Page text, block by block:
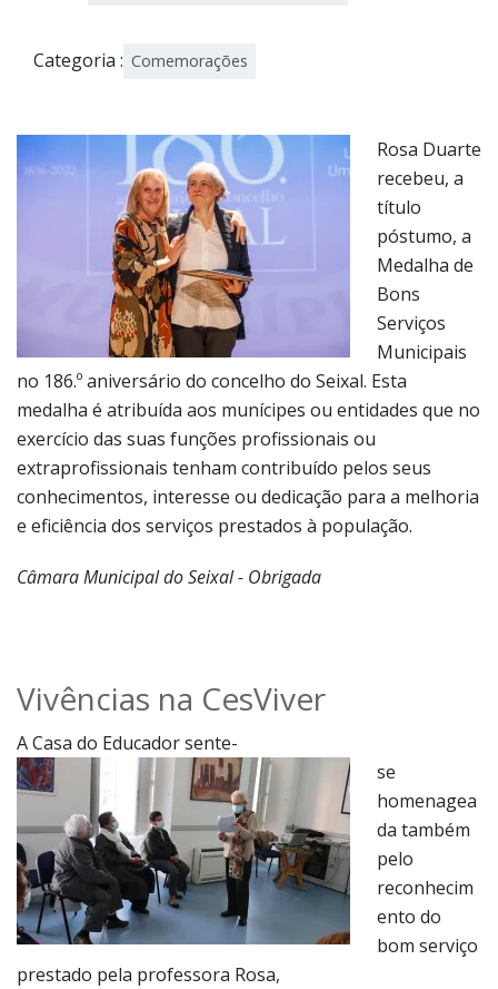
Categoria : Comemorações
Rosa Duarte
recebeu, a
título
póstumo, a
Medalha de
Bons
Serviços
Municipais
no 186.º aniversário do concelho do Seixal. Esta
medalha é atribuída aos munícipes ou entidades que no
exercício das suas funções profissionais ou
extraprofissionais tenham contribuído pelos seus
conhecimentos, interesse ou dedicação para a melhoria
e eficiência dos serviços prestados à população.
Câmara Municipal do Seixal - Obrigada
Vivências na CesViver
A Casa do Educador sente-
se
homenagea
da também
pelo
reconhecim
ento do
bom serviço
prestado pela professora Rosa,